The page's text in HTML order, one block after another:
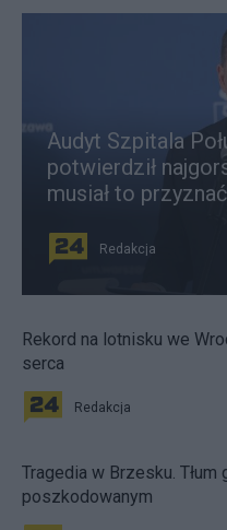
Audyt Szpitala
potwierdził
musiał to przyznać
Redakcja
Rekord na lotnisku we
serca
Redakcja
Tragedia w Brzesku. Tłum
poszkodowanym